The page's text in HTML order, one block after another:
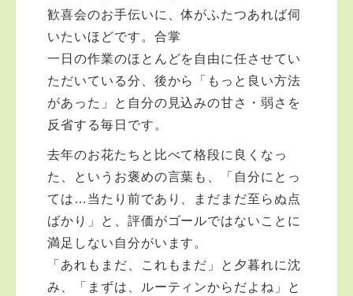
歓喜会のお手伝いに、体がふたつあれば伺
いたいほどです。合掌
一日の作業のほとんどを自由に任させてい
ただいている分、後から「もっと良い方法
があった」と自分の見込みの甘さ・弱さを
反省する毎日です。
去年のお花たちと比べて格段に良くなっ
た、というお褒めの言葉も、「自分にとっ
ては…当たり前であり、まだまだ至らぬ点
ばかり」と、評価がゴールではないことに
満足しない自分がいます。
「あれもまだ、これもまだ」と夕暮れに沈
み、「まずは、ルーティンからだよね」と